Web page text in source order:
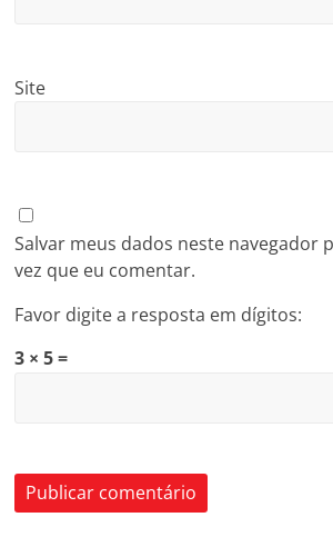
Site
Salvar meus dados neste navegador
vez que eu comentar.
Favor digite a resposta em dígitos:
3 × 5 =